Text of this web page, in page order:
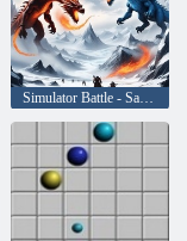
Simulator Battle - Sandbox